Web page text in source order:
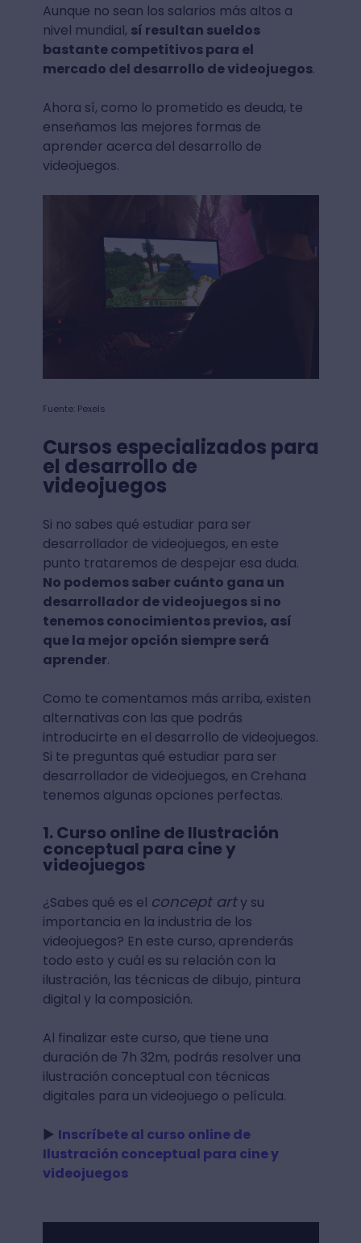
Aunque no sean los salarios más altos a
nivel mundial, sí resultan sueldos
bastante competitivos para el
mercado del desarrollo de videojuegos.
Ahora sí, como lo prometido es deuda, te
enseñamos las mejores formas de
aprender acerca del desarrollo de
videojuegos.
Fuente: Pexels
Cursos especializados para
el desarrollo de
videojuegos
Si no sabes qué estudiar para ser
desarrollador de videojuegos, en este
punto trataremos de despejar esa duda.
No podemos saber cuánto gana un
desarrollador de videojuegos si no
tenemos conocimientos previos, así
que la mejor opción siempre será
aprender.
Como te comentamos más arriba, existen
alternativas con las que podrás
introducirte en el desarrollo de videojuegos.
Si te preguntas qué estudiar para ser
desarrollador de videojuegos, en Crehana
tenemos algunas opciones perfectas.
1. Curso online de Ilustración
conceptual para cine y
videojuegos
¿Sabes qué es el concept arty su
importancia en la industria de los
videojuegos? En este curso, aprenderás
todo esto y cuál es su relación con la
ilustración, las técnicas de dibujo, pintura
digital y la composición.
Al finalizar este curso, que tiene una
duración de 7h 32m, podrás resolver una
ilustración conceptual con técnicas
digitales para un videojuego o película.
► Inscríbete al curso online de
Ilustración conceptual para cine y
videojuegos